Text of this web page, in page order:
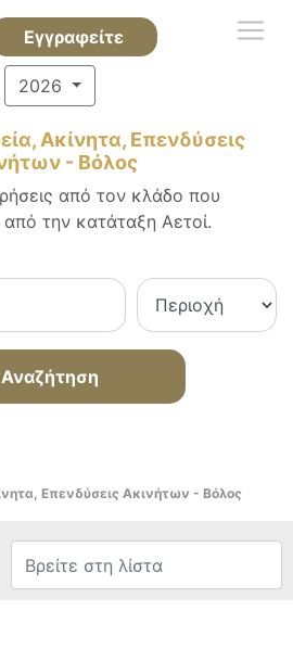
Εγγραφείτε
2026
Ακίνητα, Επενδύσεις
- Βόλος
από τον κλάδο που
την κατάταξη Αετοί.
Αναζήτηση
Επενδύσεις Ακινήτων - Βόλος